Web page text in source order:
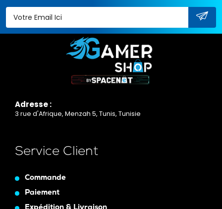
Adresse :
3 rue d'Afrique, Menzah 5, Tunis, Tunisie
Service Client
Commande
Paiement